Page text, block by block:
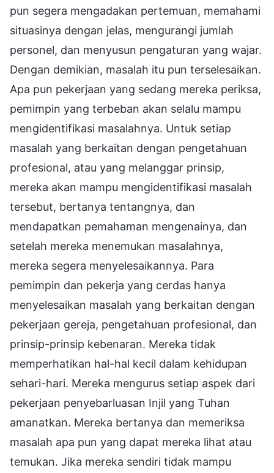
pun segera mengadakan pertemuan, memahami
situasinya dengan jelas, mengurangi jumlah
personel, dan menyusun pengaturan yang wajar.
Dengan demikian, masalah itu pun terselesaikan.
Apa pun pekerjaan yang sedang mereka periksa,
pemimpin yang terbeban akan selalu mampu
mengidentifikasi masalahnya. Untuk setiap
masalah yang berkaitan dengan pengetahuan
profesional, atau yang melanggar prinsip,
mereka akan mampu mengidentifikasi masalah
tersebut, bertanya tentangnya, dan
mendapatkan pemahaman mengenainya, dan
setelah mereka menemukan masalahnya,
mereka segera menyelesaikannya. Para
pemimpin dan pekerja yang cerdas hanya
menyelesaikan masalah yang berkaitan dengan
pekerjaan gereja, pengetahuan profesional, dan
prinsip-prinsip kebenaran. Mereka tidak
memperhatikan hal-hal kecil dalam kehidupan
sehari-hari. Mereka mengurus setiap aspek dari
pekerjaan penyebarluasan Injil yang Tuhan
amanatkan. Mereka bertanya dan memeriksa
masalah apa pun yang dapat mereka lihat atau
temukan. Jika mereka sendiri tidak mampu